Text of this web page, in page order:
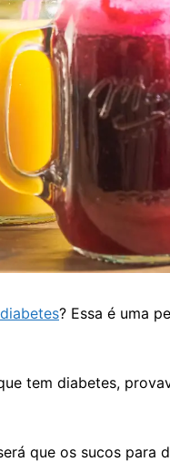
? Essa é uma
tem diabetes,
que os sucos para